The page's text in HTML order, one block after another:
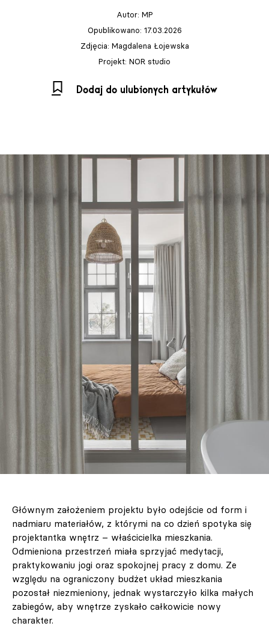
Autor: MP
Opublikowano: 17.03.2026
Zdjęcia: Magdalena Łojewska
Projekt: NOR studio
Dodaj do ulubionych artykułów
Głównym założeniem projektu było odejście od form i
nadmiaru materiałów, z którymi na co dzień spotyka się
projektantka wnętrz – właścicielka mieszkania.
Odmieniona przestrzeń miała sprzyjać medytacji,
praktykowaniu jogi oraz spokojnej pracy z domu. Ze
względu na ograniczony budżet układ mieszkania
pozostał niezmieniony, jednak wystarczyło kilka małych
zabiegów, aby wnętrze zyskało całkowicie nowy
charakter.